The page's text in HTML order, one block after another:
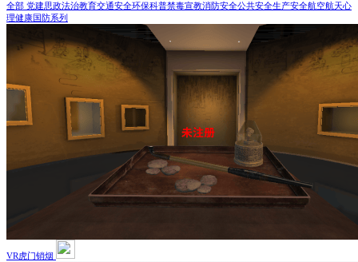
全部 党建思政法治教育交通安全环保科普禁毒宣教消防安全公共安全生产安全航空航天心
理健康国防系列
VR虎门销烟